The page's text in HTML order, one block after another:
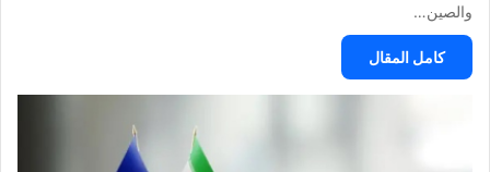
والصين…
كامل المقال